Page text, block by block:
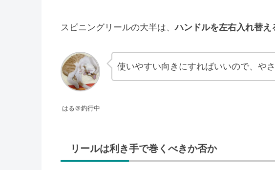
スピニングリールの大半は、ハンドルを左右入れ替え
はる＠釣行中
使いやすい向きにすればいいので、や
リールは利き手で巻くべきか否か